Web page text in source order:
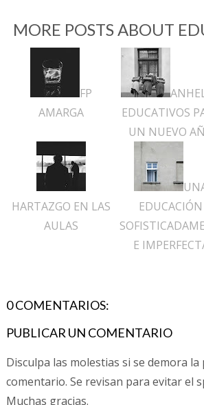
MORE POSTS ABOUT
FP
AMARGA
EDUCATIVOS
UN NUEVO
HARTAZGO EN LAS
AULAS
EDUCACIÓN
E
0 COMENTARIOS:
PUBLICAR UN COMENTARIO
Disculpa las molestias si se demora
comentario. Se revisan para evitar el
Muchas gracias.